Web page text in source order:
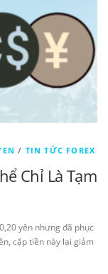
/ TIN TỨC FOREX
Chỉ Là Tạm
yên nhưng đã phục
cặp tiền này lại giảm